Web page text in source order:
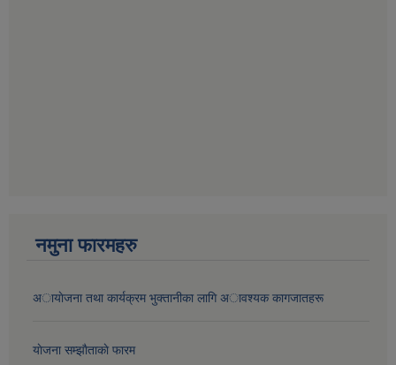
नमुना फारमहरु
अायाेजना तथा कार्यक्रम भुक्तानीका लागि अावश्यक कागजातहरू
याेजना सम्झाैताकाे फारम